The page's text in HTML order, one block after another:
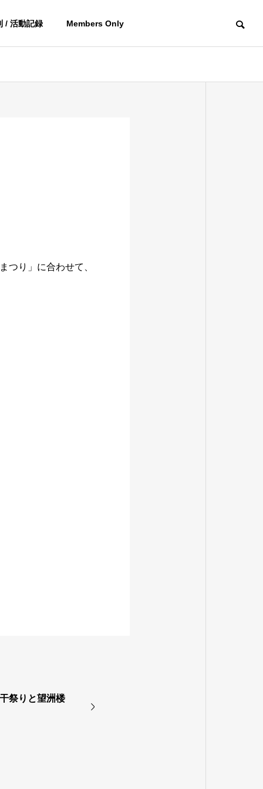
/ 活動記録 Members Only
つり」に合わせて、
祭りと望洲楼